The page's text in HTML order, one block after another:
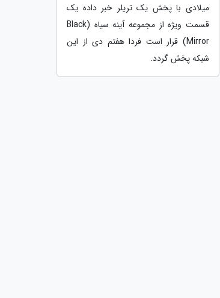
میلادی با پخش یک تریلر خبر داده یک
قسمت ویژه از مجموعه آینه سیاه (Black
Mirror) قرار است فردا هفتم دی از این
شبکه پخش گردد.